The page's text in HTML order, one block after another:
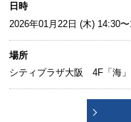
日時
2026年01月22日 (木) 14:30
場所
シティプラザ大阪 4F「海